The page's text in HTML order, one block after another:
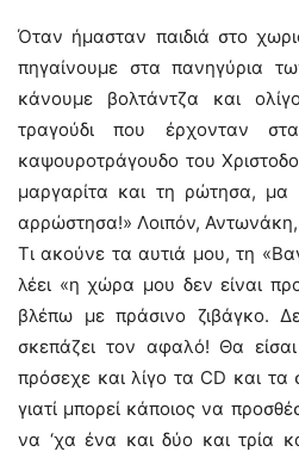
Όταν ήμασταν παιδιά στο
πηγαίνουμε στα πανηγύρια
κάνουμε βολτάντζα και
τραγούδι που έρχονταν
καψουροτράγουδο του
μαργαρίτα και τη ρώτησα, μα
αρρώστησα!» Λοιπόν, Αντωνάκη,
Τι ακούνε τα αυτιά μου, τη
λέει «η χώρα μου δεν είναι
βλέπω με πράσινο ζιβάγκο.
σκεπάζει τον αφαλό! Θα
πρόσεχε και λίγο τα CD και τα
γιατί μπορεί κάποιος να
να ‘χα ένα και δύο και τρία